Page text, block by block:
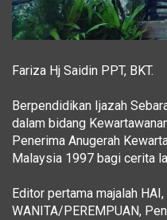
Fariza Hj Saidin PPT, BKT.
Berpendidikan Ijazah
dalam bidang
Penerima Anugerah
Malaysia 1997 bagi cerita
Editor pertama majalah
WANITA/PEREMPUAN,